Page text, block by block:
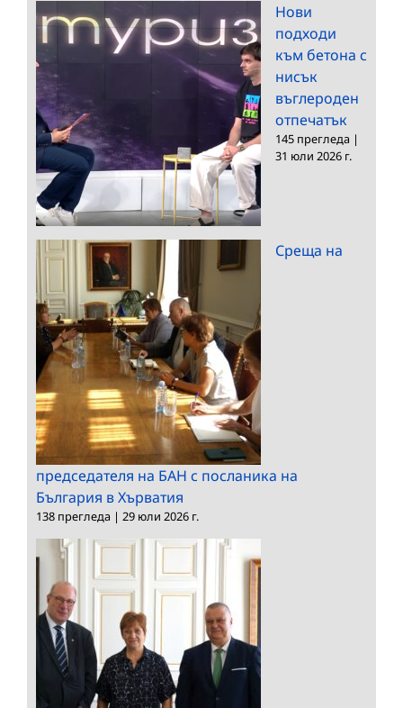
Нови
подходи
към бетона с
нисък
въглероден
отпечатък
145 прегледа |
31 юли 2026 г.
Среща на
председателя на БАН с посланика на
България в Хърватия
138 прегледа | 29 юли 2026 г.